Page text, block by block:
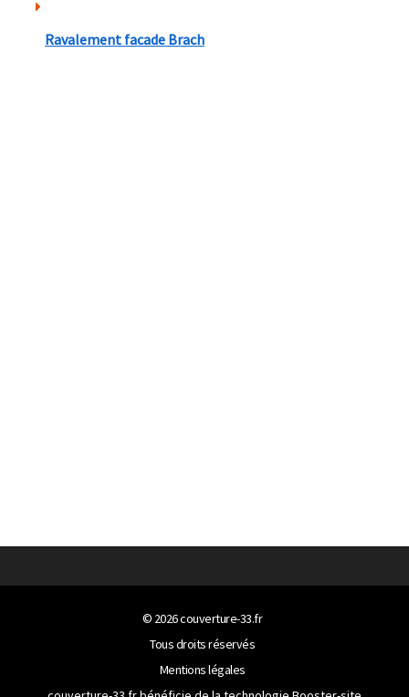
Ravalement facade Brach
© 2026couverture-33.fr
Tous droits réservés
Mentions légales